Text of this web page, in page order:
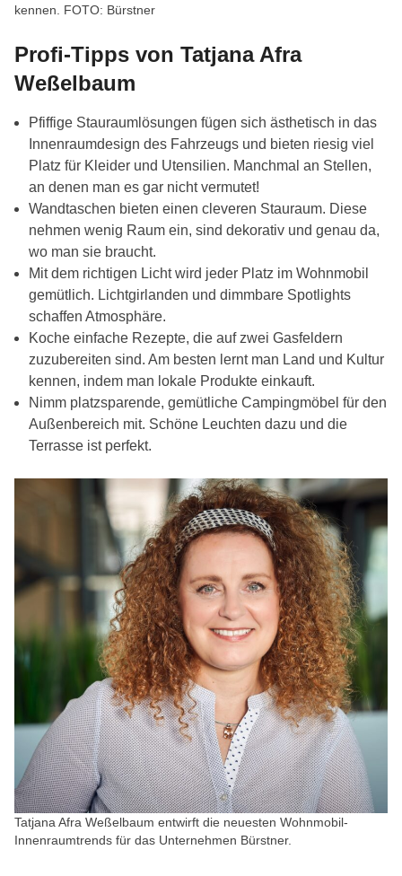
kennen. FOTO: Bürstner
Profi-Tipps von Tatjana Afra
Weßelbaum
Pfiffige Stauraumlösungen fügen sich ästhetisch in das
Innenraumdesign des Fahrzeugs und bieten riesig viel
Platz für Kleider und Utensilien. Manchmal an Stellen,
an denen man es gar nicht vermutet!
Wandtaschen bieten einen cleveren Stauraum. Diese
nehmen wenig Raum ein, sind dekorativ und genau da,
wo man sie braucht.
Mit dem richtigen Licht wird jeder Platz im Wohnmobil
gemütlich. Lichtgirlanden und dimmbare Spotlights
schaffen Atmosphäre.
Koche einfache Rezepte, die auf zwei Gasfeldern
zuzubereiten sind. Am besten lernt man Land und Kultur
kennen, indem man lokale Produkte einkauft.
Nimm platzsparende, gemütliche Campingmöbel für den
Außenbereich mit. Schöne Leuchten dazu und die
Terrasse ist perfekt.
Tatjana Afra Weßelbaum entwirft die neuesten Wohnmobil-
Innenraumtrends für das Unternehmen Bürstner.